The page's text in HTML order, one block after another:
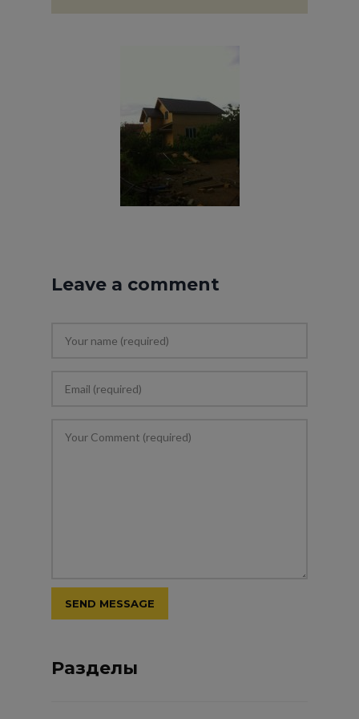
Leave a comment
Разделы